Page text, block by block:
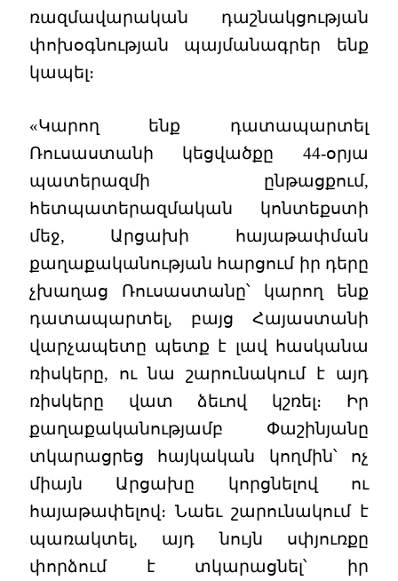
ռազմավարական դաշնակցության
փոխօգնության պայմանագրեր ենք
կապել։
«Կարող ենք դատապարտել
Ռուսաստանի կեցվածքը 44-օրյա
պատերազմի ընթացքում,
հետպատերազմական կոնտեքստի
մեջ, Արցախի հայաթափման
քաղաքականության հարցում իր դերը
չխաղաց Ռուսաստանը՝ կարող ենք
դատապարտել, բայց Հայաստանի
վարչապետը պետք է լավ հասկանա
ռիսկերը, ու նա շարունակում է այդ
ռիսկերը վատ ձեւով կշռել։ Իր
քաղաքականությամբ Փաշինյանը
տկարացրեց հայկական կողմին՝ ոչ
միայն Արցախը կորցնելով ու
հայաթափելով։ Նաեւ շարունակում է
պառակտել, այդ նույն սփյուռքը
փորձում է տկարացնել՝ իր